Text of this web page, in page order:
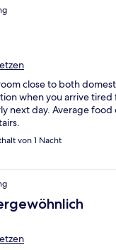
close to both
when you arrive
next day. Average
von 1 Nacht